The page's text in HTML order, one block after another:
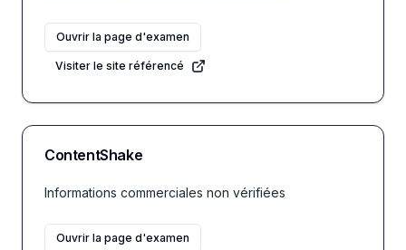
Ouvrir la page d'examen
Visiter le site référencé
ContentShake
Informations commerciales non vérifiées
Ouvrir la page d'examen